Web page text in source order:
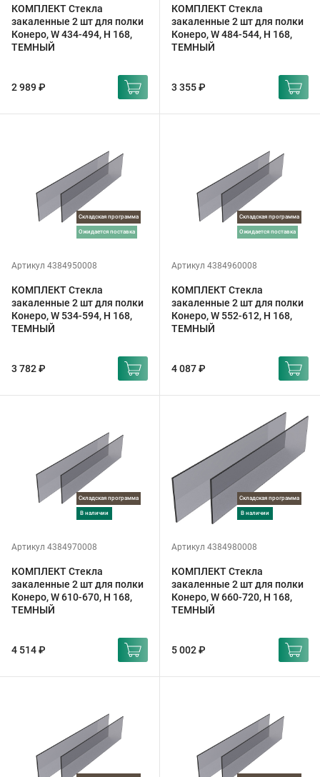
КОМПЛЕКТ Стекла
закаленные 2 шт для полки
Конеро, W 434-494, H 168,
ТЕМНЫЙ
2 989 ₽
КОМПЛЕКТ Стекла
закаленные 2 шт для полки
Конеро, W 484-544, H 168,
ТЕМНЫЙ
3 355 ₽
Складская программа
ожидается поставка
Артикул 4384950008
КОМПЛЕКТ Стекла
закаленные 2 шт для полки
Конеро, W 534-594, H 168,
ТЕМНЫЙ
3 782 ₽
Складская программа
ожидается поставка
Артикул 4384960008
КОМПЛЕКТ Стекла
закаленные 2 шт для полки
Конеро, W 552-612, H 168,
ТЕМНЫЙ
4 087 ₽
Складская программа
в наличии
Артикул 4384970008
КОМПЛЕКТ Стекла
закаленные 2 шт для полки
Конеро, W 610-670, H 168,
ТЕМНЫЙ
4 514 ₽
Складская программа
в наличии
Артикул 4384980008
КОМПЛЕКТ Стекла
закаленные 2 шт для полки
Конеро, W 660-720, H 168,
ТЕМНЫЙ
5 002 ₽